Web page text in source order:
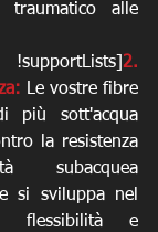
traumatico alle
2.
Le vostre fibre
più sott'acqua
la resistenza
subacquea
si sviluppa nel
flessibilità e